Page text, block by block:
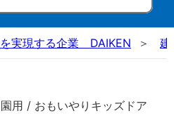
を実現する企業 DAIKEN 建
用 / おもいやりキッズドア